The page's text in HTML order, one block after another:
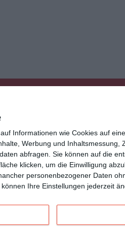
Informationen wie Cookies auf
Werbung und Inhaltsmessung,
abfragen. Sie können auf die
klicken, um die Einwilligung
personenbezogener Daten
Ihre Einstellungen jederzeit
Kisseo Newsletter Hilfe
free ecards cartes de voeux